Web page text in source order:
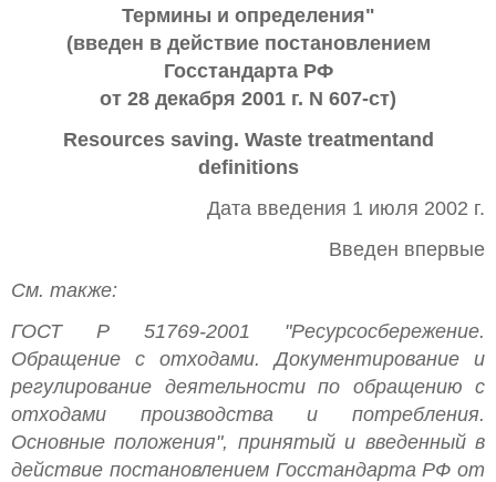
Термины и определения"
(введен в действие постановлением
Госстандарта РФ
от 28 декабря 2001 г. N 607-ст)
Resources saving. Waste treatmentand
definitions
Дата введения 1 июля 2002 г.
Введен впервые
См. также:
ГОСТ Р 51769-2001 "Ресурсосбережение.
Обращение с отходами. Документирование и
регулирование деятельности по обращению с
отходами производства и потребления.
Основные положения", принятый и введенный в
действие постановлением Госстандарта РФ от